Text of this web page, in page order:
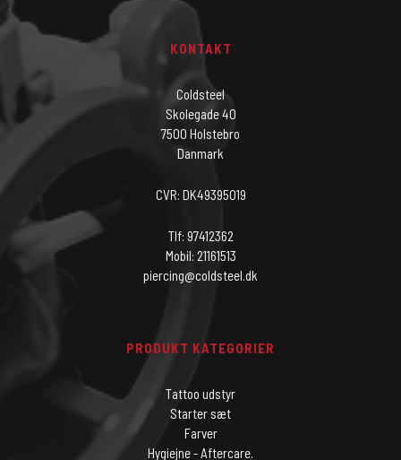
KONTAKT
Coldsteel
Skolegade 40
7500 Holstebro
Danmark
CVR: DK49395019
Tlf: 97412362
Mobil: 21161513
piercing@coldsteel.dk
PRODUKT KATEGORIER
Tattoo udstyr
Starter sæt
Farver
Hygiejne - Aftercare.